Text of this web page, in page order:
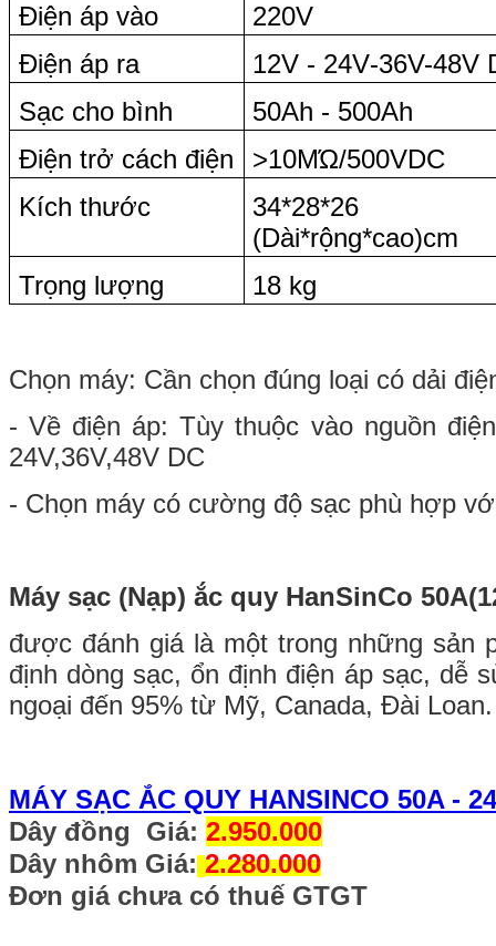
Điện áp vào
220V
Điện áp ra
12V - 24V-36V-48V
Sạc cho bình
50Ah - 500Ah
Điện trở cách điện
>10MΏ/500VDC
Kích thước
34*28*26
(Dài*rộng*cao)cm
Trọng lượng
18 kg
Chọn máy: Cần chọn đúng loại có dải
- Về điện áp: Tùy thuộc vào nguồn
24V,36V,48V DC
- Chọn máy có cường độ sạc phù hợp
Máy sạc (Nạp) ắc quy HanSinCo
được đánh giá là một trong những sản
định dòng sạc, ổn định điện áp sạc, dễ
ngoại đến 95% từ Mỹ, Canada, Đài Loan.
MÁY SẠC ẮC QUY HANSINCO 50A -
Dây đồng
Giá: 2.950.000
Dây nhôm Giá: 2.280.000
Đơn giá chưa có thuế GTGT